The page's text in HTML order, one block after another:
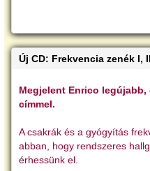
Új CD: Frekvencia zenék I,
Megjelent Enrico legújabb,
címmel.
A csakrák és a gyógyítás
abban, hogy rendszeres
érhessünk el.